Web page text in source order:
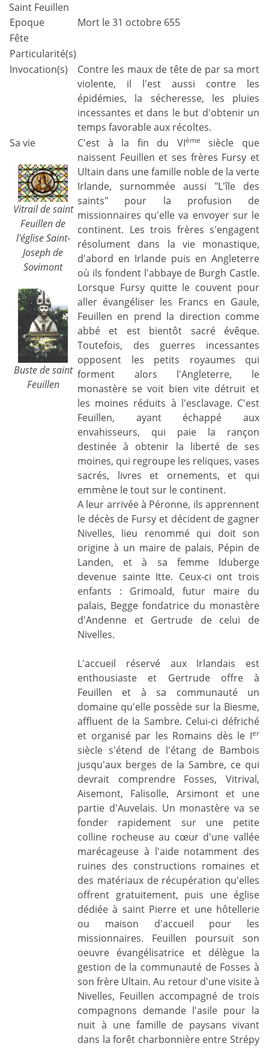
Saint Feuillen
Epoque
Mort le 31 octobre 655
Fête
Particularité(s)
Invocation(s)
Contre les maux de tête de par sa mort
violente, il l'est aussi contre les
épidémies, la sécheresse, les pluies
incessantes et dans le but d'obtenir un
temps favorable aux récoltes.
Sa vie
Vitrail de saint
Feuillen de
l'église Saint-
Joseph de
Sovimont
Buste de saint
Feuillen
C'est à la fin du VIème
siècle que
naissent Feuillen et ses frères Fursy et
Ultain dans une famille noble de la verte
Irlande, surnommée aussi "L'île des
saints" pour la profusion de
missionnaires qu'elle va envoyer sur le
continent. Les trois frères s'engagent
résolument dans la vie monastique,
d'abord en Irlande puis en Angleterre
où ils fondent l'abbaye de Burgh Castle.
Lorsque Fursy quitte le couvent pour
aller évangéliser les Francs en Gaule,
Feuillen en prend la direction comme
abbé et est bientôt sacré évêque.
Toutefois, des guerres incessantes
opposent les petits royaumes qui
forment alors l'Angleterre, le
monastère se voit bien vite détruit et
les moines réduits à l'esclavage. C'est
Feuillen, ayant échappé aux
envahisseurs, qui paie la rançon
destinée à obtenir la liberté de ses
moines, qui regroupe les reliques, vases
sacrés, livres et ornements, et qui
emmène le tout sur le continent.
A leur arrivée à Péronne, ils apprennent
le décès de Fursy et décident de gagner
Nivelles, lieu renommé qui doit son
origine à un maire de palais, Pépin de
Landen, et à sa femme Iduberge
devenue sainte Itte. Ceux-ci ont trois
enfants : Grimoald, futur maire du
palais, Begge fondatrice du monastère
d'Andenne et Gertrude de celui de
Nivelles.
L'accueil réservé aux Irlandais est
enthousiaste et Gertrude offre à
Feuillen et à sa communauté un
domaine qu'elle possède sur la Biesme,
affluent de la Sambre. Celui-ci défriché
et organisé par les Romains dès le Ier
siècle s'étend de l'étang de Bambois
jusqu'aux berges de la Sambre, ce qui
devrait comprendre Fosses, Vitrival,
Aisemont, Falisolle, Arsimont et une
partie d'Auvelais. Un monastère va se
fonder rapidement sur une petite
colline rocheuse au cœur d'une vallée
marécageuse à l'aide notamment des
ruines des constructions romaines et
des matériaux de récupération qu'elles
offrent gratuitement, puis une église
dédiée à saint Pierre et une hôtellerie
ou maison d'accueil pour les
missionnaires. Feuillen poursuit son
oeuvre évangélisatrice et délègue la
gestion de la communauté de Fosses à
son frère Ultain. Au retour d'une visite à
Nivelles, Feuillen accompagné de trois
compagnons demande l'asile pour la
nuit à une famille de paysans vivant
dans la forêt charbonnière entre Strépy